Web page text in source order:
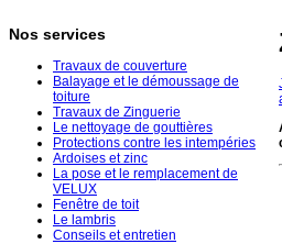
Nos services
Travaux de couverture
Balayage et le démoussage de
toiture
Travaux de Zinguerie
Le nettoyage de gouttières
Protections contre les intempéries
Ardoises et zinc
La pose et le remplacement de
VELUX
Fenêtre de toit
Le lambris
Conseils et entretien